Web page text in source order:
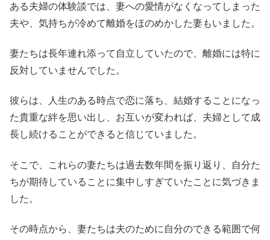
ある夫婦の体験談では、妻への愛情がなくなってしまった
夫や、気持ちが冷めて離婚をほのめかした妻もいました。
妻たちは長年連れ添って自立していたので、離婚には特に
反対していませんでした。
彼らは、人生のある時点で恋に落ち、結婚することになっ
た貴重な絆を思い出し、お互いが変われば、夫婦として成
長し続けることができると信じていました。
そこで、これらの妻たちは過去数年間を振り返り、自分た
ちが期待していることに集中しすぎていたことに気づきま
した。
その時点から、妻たちは夫のために自分のできる範囲で何